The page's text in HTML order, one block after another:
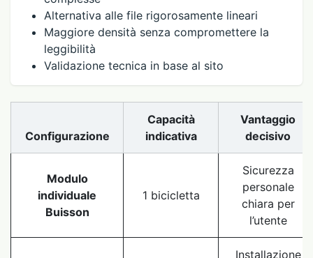
Alternativa alle file rigorosamente lineari
Maggiore densità senza compromettere la
leggibilità
Validazione tecnica in base al sito
Configurazione
Capacità
indicativa
Vantaggio
decisivo
Modulo
individuale
Buisson
1 bicicletta
Sicurezza
personale
chiara per
l’utente
Installazione